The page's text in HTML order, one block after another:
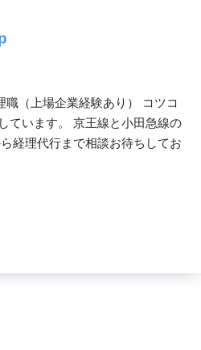
（上場企業経験あり） コツコ
ています。 京王線と小田急線の
経理代行まで相談お待ちしてお